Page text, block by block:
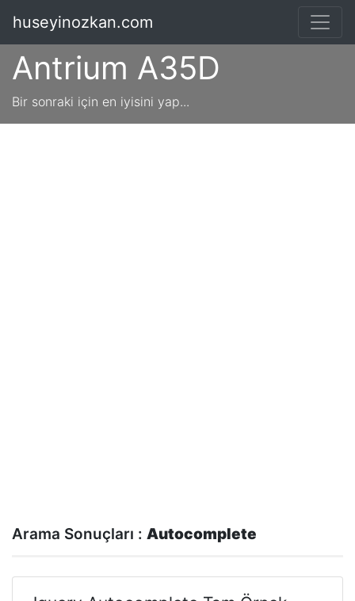
Antrium A35D
Bir sonraki için en iyisini yap...
huseyinozkan.com
Arama Sonuçları : Autocomplete